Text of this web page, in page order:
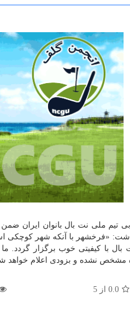
ملی نت بال بانوان ایران ضمن
«فرخشهر با آنکه شهر کوچکی
با کیفیتی خوب برگزار گردد.
مشخص نشده و بزودی اعلام خواهد
0.0 از5